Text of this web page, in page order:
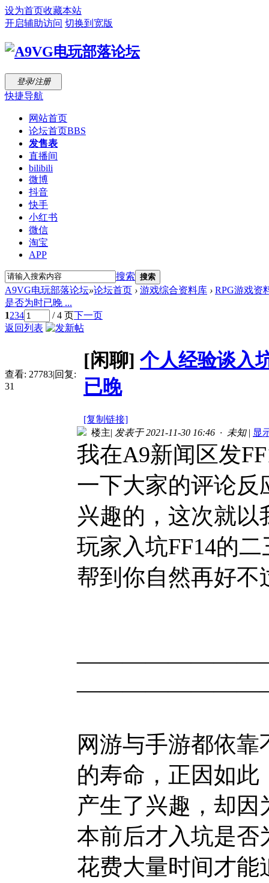
设为首页收藏本站
开启辅助访问 切换到宽版
登录/注册
快捷导航
网站首页
论坛首页BBS
发售表
直播间
bilibili
微博
抖音
快手
小红书
微信
淘宝
APP
搜索 搜索
A9VG电玩部落论坛»论坛首页 › 游戏综合资料库 › RPG游戏资
是否为时已晚 ...
1234 / 4 页下一页
返回列表
查看: 27783|回复:
31
[闲聊] 个人经验谈入
已晚
[复制链接]
楼主| 发表于 2021-11-30 16:46 · 未知 | 显
我在A9新闻区发
一下大家的评论反
兴趣的，这次就
玩家入坑FF14的
帮到你自然再好不
网游与手游都依
的寿命，正因如此
产生了兴趣，却因
本前后才入坑是否
花费大量时间才能